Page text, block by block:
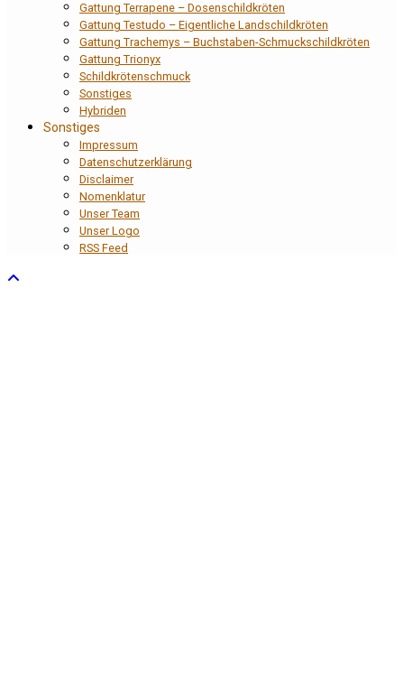
Gattung Terrapene – Dosenschildkröten
Gattung Testudo – Eigentliche Landschildkröten
Gattung Trachemys – Buchstaben-Schmuckschildkröten
Gattung Trionyx
Schildkrötenschmuck
Sonstiges
Hybriden
Sonstiges
Impressum
Datenschutzerklärung
Disclaimer
Nomenklatur
Unser Team
Unser Logo
RSS Feed